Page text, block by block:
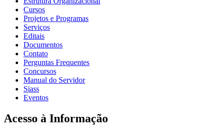
Cursos
Projetos e Programas
Serviços
Editais
Documentos
Contato
Perguntas Frequentes
Concursos
Manual do Servidor
Siass
Eventos
Acesso à Informação